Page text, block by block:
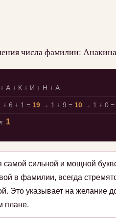
числа фамилии: Анакина
А + К + И + Н + А
+ 6 + 1 = 19 → 1 + 9 = 10 → 1 + 0 =
1
самой сильной и мощной
в фамилии, всегда
Это указывает на желание
плане.